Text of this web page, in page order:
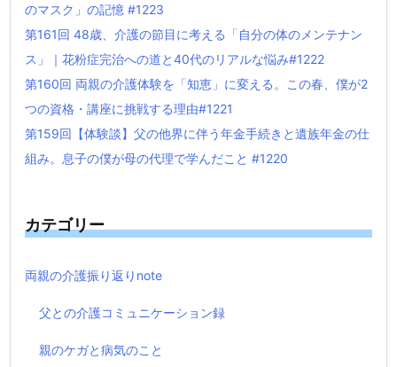
のマスク」の記憶 #1223
第161回 48歳、介護の節目に考える「自分の体のメンテナン
ス」｜花粉症完治への道と40代のリアルな悩み#1222
第160回 両親の介護体験を「知恵」に変える。この春、僕が2
つの資格・講座に挑戦する理由#1221
第159回【体験談】父の他界に伴う年金手続きと遺族年金の仕
組み。息子の僕が母の代理で学んだこと #1220
カテゴリー
両親の介護振り返りnote
父との介護コミュニケーション録
親のケガと病気のこと